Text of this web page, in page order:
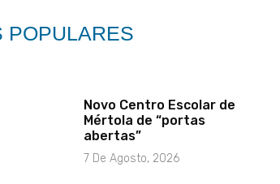
POPULARES
Novo Centro Escolar de
Mértola de “portas
abertas”
7 De Agosto, 2026